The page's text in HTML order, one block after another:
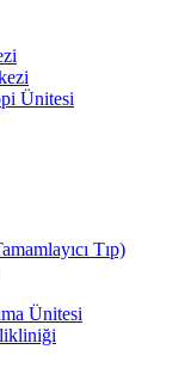
Ünitesi
Tıp)
Ünitesi